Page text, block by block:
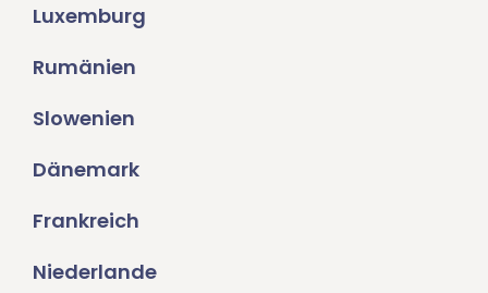
Luxemburg
Rumänien
Slowenien
Dänemark
Frankreich
Niederlande